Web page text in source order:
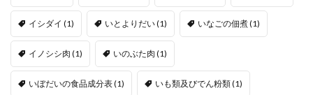
イシダイ (1) いとよりだい(1) いなごの佃煮(1)
イノシシ肉 (1) いのぶた肉 (1)
いぼだいの食品成分表(1) いも類及びでん粉類(1)